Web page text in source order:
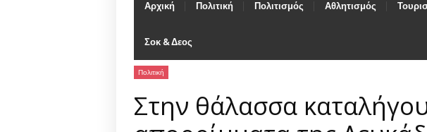
Αρχική Πολιτική Πολιτισμός Αθλητισμός
Σοκ & Δεος
Πολιτική
Στην θάλασσα